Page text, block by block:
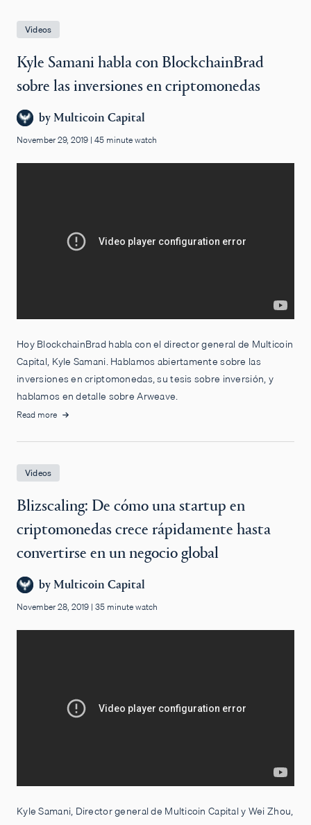
Videos
Kyle Samani habla con BlockchainBrad
sobre las inversiones en criptomonedas
byMulticoin Capital
November 29, 2019 | 45 minute watch
Hoy BlockchainBrad habla con el director general de Multicoin
Capital, Kyle Samani. Hablamos abiertamente sobre las
inversiones en criptomonedas, su tesis sobre inversión, y
hablamos en detalle sobre Arweave.
Read more
Videos
Blizscaling: De cómo una startup en
criptomonedas crece rápidamente hasta
convertirse en un negocio global
byMulticoin Capital
November 28, 2019 | 35 minute watch
Kyle Samani, Director general de Multicoin Capital y Wei Zhou,